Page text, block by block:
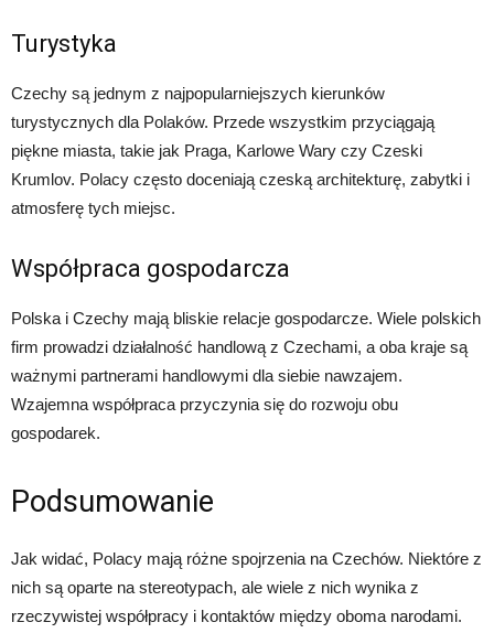
Turystyka
Czechy są jednym z najpopularniejszych kierunków
turystycznych dla Polaków. Przede wszystkim przyciągają
piękne miasta, takie jak Praga, Karlowe Wary czy Czeski
Krumlov. Polacy często doceniają czeską architekturę, zabytki i
atmosferę tych miejsc.
Współpraca gospodarcza
Polska i Czechy mają bliskie relacje gospodarcze. Wiele polskich
firm prowadzi działalność handlową z Czechami, a oba kraje są
ważnymi partnerami handlowymi dla siebie nawzajem.
Wzajemna współpraca przyczynia się do rozwoju obu
gospodarek.
Podsumowanie
Jak widać, Polacy mają różne spojrzenia na Czechów. Niektóre z
nich są oparte na stereotypach, ale wiele z nich wynika z
rzeczywistej współpracy i kontaktów między oboma narodami.